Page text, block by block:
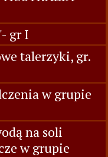
gr I
talerzyki, gr.
w grupie
na soli
w grupie